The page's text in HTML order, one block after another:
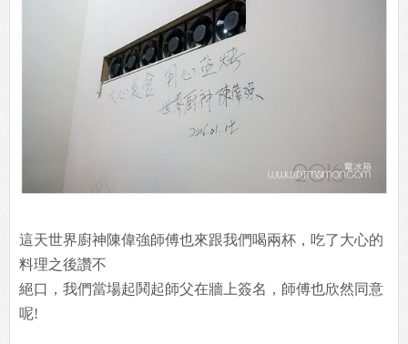
這天世界廚神陳偉強師傅也來跟我們喝兩杯，吃了大心的
料理之後讚不
絕口，我們當場起鬨起師父在牆上簽名，師傅也欣然同意
呢!